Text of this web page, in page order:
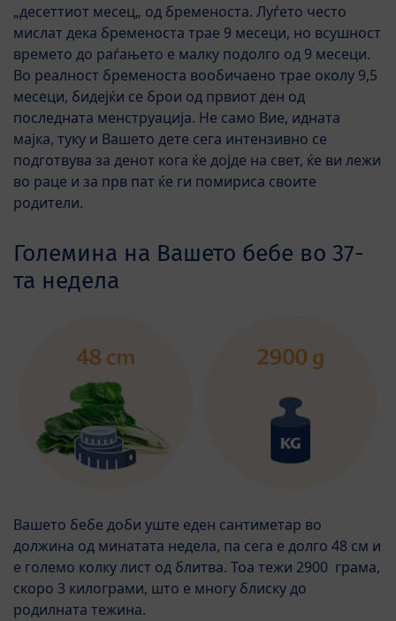
„десеттиот месец„ од бременоста. Луѓето често
мислат дека бременоста трае 9 месеци, но всушност
времето до раѓањето е малку подолго од 9 месеци.
Во реалност бременоста вообичаено трае околу 9,5
месеци, бидејќи се брои од првиот ден од
последната менструација. Не само Вие, идната
мајка, туку и Вашето дете сега интензивно се
подготвува за денот кога ќе дојде на свет, ќе ви лежи
во раце и за прв пат ќе ги помириса своите
родители.
Големина на Вашето бебе во 37-
та недела
Вашето бебе доби уште еден сантиметар во
должина од минатата недела, па сега е долго 48 см и
е големо колку лист од блитва. Тоа тежи 2900 грама,
скоро 3 килограми, што е многу блиску до
родилната тежина.